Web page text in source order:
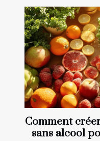
Comment
sans alcool